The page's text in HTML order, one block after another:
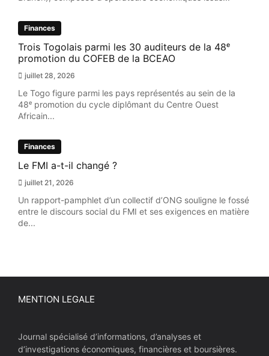
Finances
Trois Togolais parmi les 30 auditeurs de la 48ᵉ
promotion du COFEB de la BCEAO
juillet 28, 2026
Le Togo figure parmi les pays représentés au sein de la
48ᵉ promotion du cycle diplômant du Centre Ouest
Africain...
Finances
Le FMI a-t-il changé ?
juillet 21, 2026
Un rapport-pamphlet d’un collectif d’ONG souligne le fossé
entre le discours social du FMI et ses exigences en matière
de...
MENTION LEGALE
Journal spécialisé d’informations, d’analyses et
d’investigations économiques, financières et boursières.